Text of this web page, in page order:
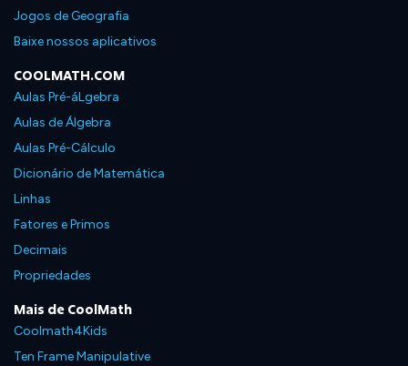
Jogos de Geografia
Baixe nossos aplicativos
COOLMATH.COM
Aulas Pré-áLgebra
Aulas de Álgebra
Aulas Pré-Cálculo
Dicionário de Matemática
Linhas
Fatores e Primos
Decimais
Propriedades
Mais de CoolMath
Coolmath4Kids
Ten Frame Manipulative